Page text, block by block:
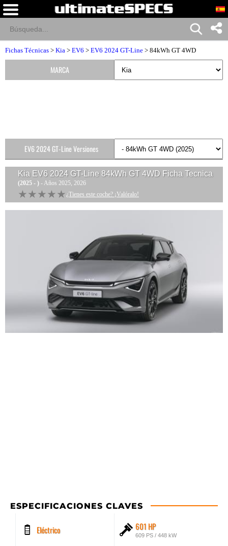
Fichas Técnicas > Kia > EV6 > EV6 2024 GT-Line > 84kWh GT 4WD
Kia EV6 2024 GT-Line 84kWh GT 4WD Ficha Tecnica
(2025 - ) - Años 2025, 2026
★★★★★
★★★★★ ¿Tienes este coche? ¡Valóralo!
ESPECIFICACIONES CLAVES
Eléctrico 601 HP
609 PS / 448 kW
MARCA
EV6 2024 GT-Line Versiones